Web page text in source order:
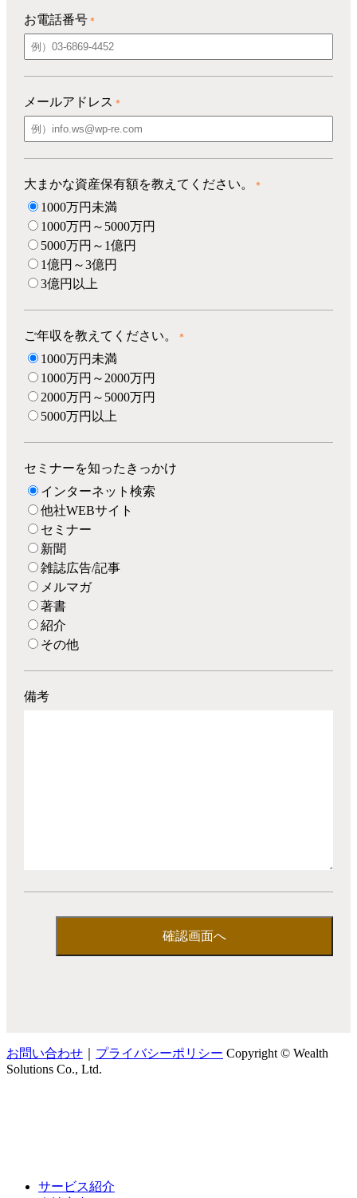
お電話番号＊
メールアドレス ＊
大まかな資産保有額を教えてください。 ＊
1000万円未満
1000万円～5000万円
5000万円～1億円
1億円～3億円
3億円以上
ご年収を教えてください。 ＊
1000万円未満
1000万円～2000万円
2000万円～5000万円
5000万円以上
セミナーを知ったきっかけ
インターネット検索
他社WEBサイト
セミナー
新聞
雑誌広告/記事
メルマガ
著書
紹介
その他
備考
お問い合わせ プライバシーポリシー Copyright © Wealth
Solutions Co., Ltd.
サービス紹介